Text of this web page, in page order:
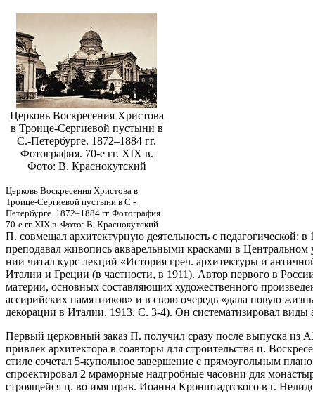
Церковь Воскресения Христова
в Троице-Сергиевой пустыни в
С.-Петербурге. 1872–1884 гг.
Фотография. 70-е гг. XIX в.
Фото: В. Краснокутский
Церковь Воскресения Христова в
Троице-Сергиевой пустыни в С.-
Петербурге. 1872–1884 гг. Фотография.
70-е гг. XIX в. Фото: В. Краснокутский
П. совмещал архитектурную деятельность с педагогической:
преподавал живопись акварельными красками в
нии читал курс лекций «История греч. архитектуры и
Италии и Греции (в частности, в 1911). Автор первого в
материи, основных составляющих художественного
ассирийских памятников» и в свою очередь «дала новую
декорации в Италии. 1913. С. 3-4). Он систематизировал виды
Первый церковный заказ П. получил сразу после выпуска из
привлек архитектора в соавторы для строительства ц.
стиле сочетал 5-купольное завершение с прямоугольным
спроектировал 2 мраморные надгробные часовни для
строящейся ц. во имя прав. Иоанна Кронштадтского в г.